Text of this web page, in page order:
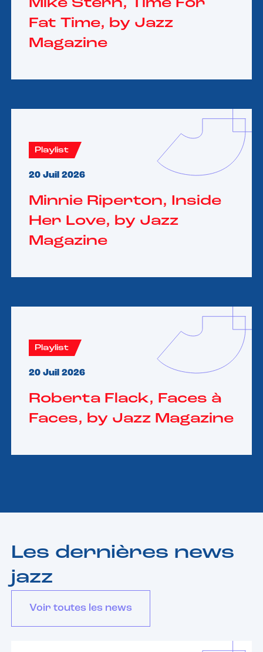
Mike Stern, Time For
Fat Time, by Jazz
Magazine
Playlist
20 Juil 2026
Minnie Riperton, Inside
Her Love, by Jazz
Magazine
Playlist
20 Juil 2026
Roberta Flack, Faces à
Faces, by Jazz Magazine
Les dernières news
jazz
Voir toutes les news